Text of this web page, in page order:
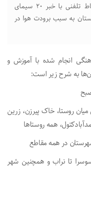
مدیر کل مدیریت بحران گلستان در ارتباط تلفنی با خبر ۲۰ سیمای
به سبب برودت هوا در
انجام شده با آموزش و
به شرح زیر است:
روستا، خاک پیرزن، زرین
همه روستا‌ها
در همه مقاطع
تا نراب و همچنین شهر